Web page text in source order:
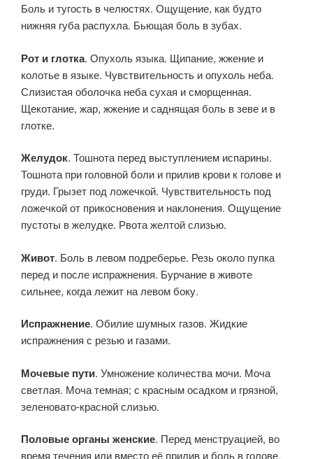
Боль и тугость в челюстях. Ощущение, как будто
нижняя губа распухла. Бьющая боль в зубах.
Рот и глотка. Опухоль языка. Щипание, жжение и
колотье в языке. Чувствительность и опухоль неба.
Слизистая оболочка неба сухая и сморщенная.
Щекотание, жар, жжение и саднящая боль в зеве и в
глотке.
Желудок. Тошнота перед выступлением испарины.
Тошнота при головной боли и прилив крови к голове и
груди. Грызет под ложечкой. Чувствительность под
ложечкой от прикосновения и наклонения. Ощущение
пустоты в желудке. Рвота желтой слизью.
Живот. Боль в левом подреберье. Резь около пупка
перед и после испражнения. Бурчание в животе
сильнее, когда лежит на левом боку.
Испражнение. Обилие шумных газов. Жидкие
испражнения с резью и газами.
Мочевые пути. Умножение количества мочи. Моча
светлая. Моча темная; с красным осадком и грязной,
зеленовато-красной слизью.
Половые органы женские. Перед менструацией, во
время течения или вместо её прилив и боль в голове.